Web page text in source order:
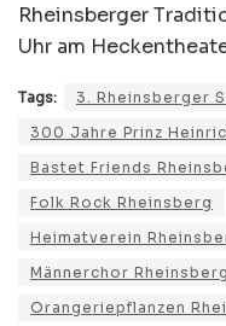
Rheinsberger
Uhr am
Tags:
3. Rheinsberger
300 Jahre Prinz
Bastet Friends
Folk Rock Rheinsberg
Heimatverein
Männerchor Rheinsberg
Orangeriepflanzen